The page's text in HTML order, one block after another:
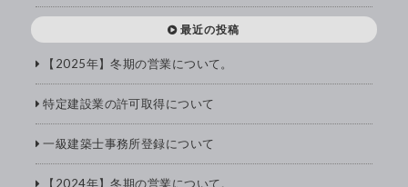
最近の投稿
【2025年】冬期の営業について。
特定建設業の許可取得について
一級建築士事務所登録について
【2024年】冬期の営業について。